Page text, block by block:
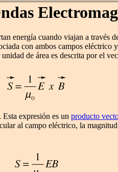
energía cuando viajan a través
con ambos campos eléctrico
de área es descrita por el
expresión es un producto
al campo eléctrico, la